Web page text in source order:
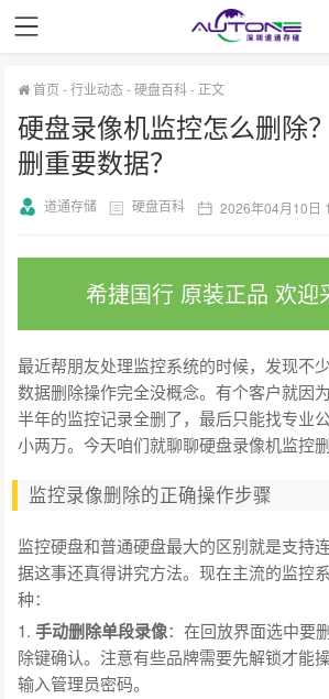
首页 -行业动态-硬盘百科- 正文
硬盘录像机监控怎么删除
删重要数据？
道通存储 硬盘百科 2026年04月10日
希捷国行 原装正品 欢迎
最近帮朋友处理监控系统的时候，发现不
数据删除操作完全没概念。有个客户就因
半年的监控记录全删了，最后只能找专业
小两万。今天咱们就聊聊硬盘录像机监控删
监控录像删除的正确操作步骤
监控硬盘和普通硬盘最大的区别就是支持
据这事还真得讲究方法。现在主流的监控
种：
1.手动删除单段录像：在回放界面选中要
除键确认。注意有些品牌需要先解锁才能
输入管理员密码。